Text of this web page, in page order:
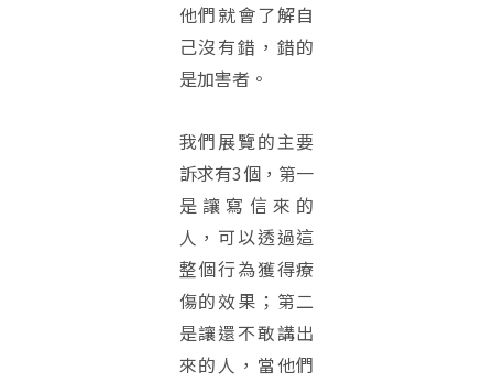
他們就會了解自
己沒有錯，錯的
是加害者。
我們展覽的主要
訴求有3個，第一
是讓寫信來的
人，可以透過這
整個行為獲得療
傷的效果；第二
是讓還不敢講出
來的人，當他們